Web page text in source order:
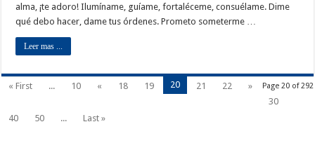
alma, ¡te adoro! Ilumíname, guíame, fortaléceme, consuélame. Dime
qué debo hacer, dame tus órdenes. Prometo someterme …
Leer mas ...
Page 20 of 292
« First ... 10 « 18 19 20 21 22
»
30
40
50 ... Last »